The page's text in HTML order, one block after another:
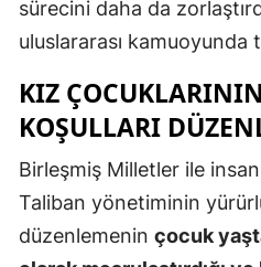
sürecini daha da
uluslararası kamuoyunda
KIZ
KOŞULLARI
Birleşmiş Milletler ile insan
Taliban yönetiminin
düzenlemenin çocuk